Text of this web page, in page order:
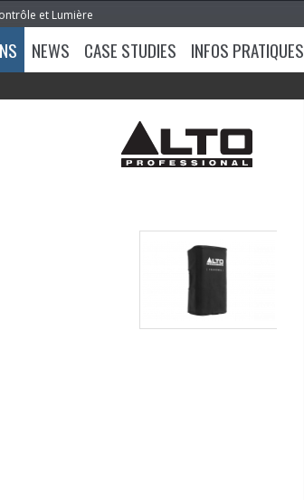
et Lumière
NEWS CASE STUDIES INFOS PRATIQUES